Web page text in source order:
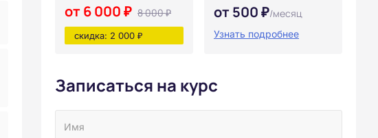
от 6 000 ₽ 8 000 ₽
скидка: 2 000 ₽
от 500 ₽/месяц
Узнать подробнее
Записаться на курс